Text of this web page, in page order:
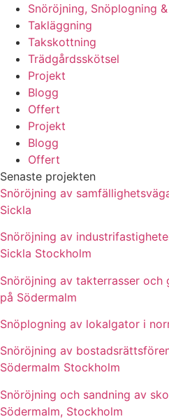
Snöröjning, Snöplogning
Takläggning
Takskottning
Trädgårdsskötsel
Projekt
Blogg
Offert
Projekt
Blogg
Offert
Senaste projekten
Snöröjning av
Sickla
Snöröjning av
Sickla Stockholm
Snöröjning av takterrasser
på Södermalm
Snöplogning av lokalgator i
Snöröjning av
Södermalm Stockholm
Snöröjning och sandning av
Södermalm, Stockholm